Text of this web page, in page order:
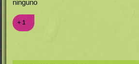
ninguno
+ 1